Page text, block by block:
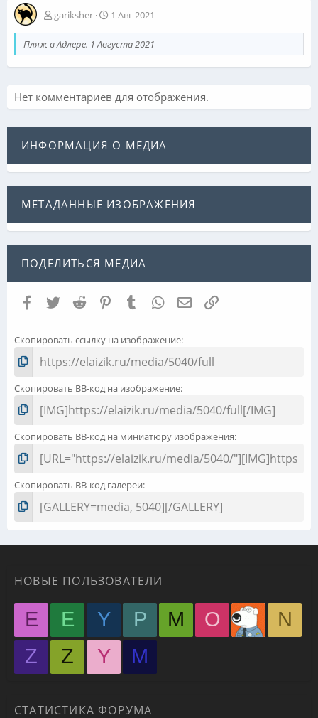
gariksher 1 Авг 2021
Пляж в Адлере. 1 Августа 2021
Нет комментариев для отображения.
ИНФОРМАЦИЯ О МЕДИА
МЕТАДАННЫЕ ИЗОБРАЖЕНИЯ
ПОДЕЛИТЬСЯ МЕДИА
Facebook
TwitterReddit PinterestTumblrWhatsAppЭлектронная почта
Ссылка
Скопировать ссылку на изображение
Скопировать BB-код на изображение
Скопировать BB-код на миниатюру изображения
Скопировать BB-код галереи
НОВЫЕ ПОЛЬЗОВАТЕЛИ
E E Y P M O
N
Z
Z Y М
СТАТИСТИКА ФОРУМА